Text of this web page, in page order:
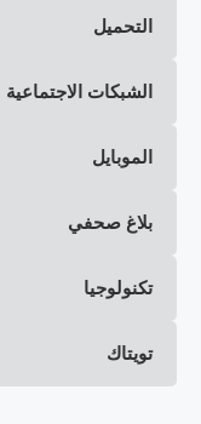
التحميل
الشبكات الاجتماعية
الموبايل
بلاغ صحفي
تكنولوجيا
تويتاك